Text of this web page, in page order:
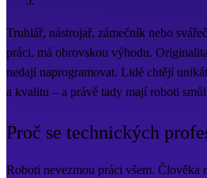
Truhlář, nástrojař, zámečník nebo
práci, má obrovskou výhodu.
nedají naprogramovat. Lidé chtějí
a kvalitu – a právě tady mají roboti
Proč se technických
Roboti nevezmou práci všem. Člověka